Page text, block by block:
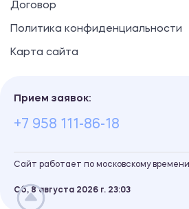
Договор
Политика конфиденциальности
Карта сайта
Прием заявок:
+7 958 111-86-18
Сайт работает по московскому времени
Сб, 8 августа 2026 г. 23 03